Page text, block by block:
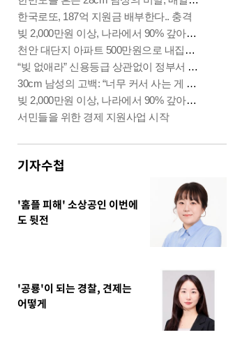
장동혁 "李 대
하다"
기자수첩
'홈플 피해' 소상공인 이번에
도 뒷전
'공룡'이 되는 경찰, 견제는
어떻게